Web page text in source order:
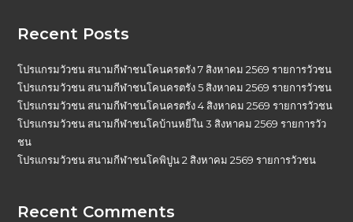
Recent Posts
โปรแกรมวัวชน สนามกีฬาชนโคนครตรัง 7 สิงหาคม 2569 รายการวัวชน
โปรแกรมวัวชน สนามกีฬาชนโคนครตรัง 5 สิงหาคม 2569 รายการวัวชน
โปรแกรมวัวชน สนามกีฬาชนโคนครตรัง 4 สิงหาคม 2569 รายการวัวชน
โปรแกรมวัวชน สนามกีฬาชนโคบ้านหยีใน 3 สิงหาคม 2569 รายการวัว
ชน
โปรแกรมวัวชน สนามกีฬาชนโคพิปูน 2 สิงหาคม 2569 รายการวัวชน
Recent Comments